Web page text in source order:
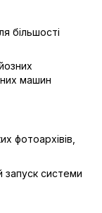
більшості
машин
фотоархівів,
системи